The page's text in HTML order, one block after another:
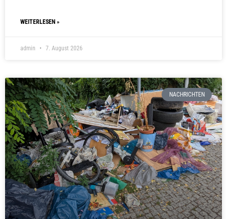
WEITERLESEN »
admin 7. August 2026
NACHRICHTEN